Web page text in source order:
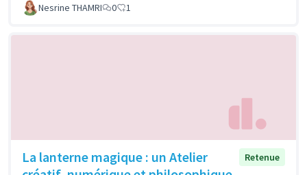
Nesrine THAMRI 0 1
La lanterne magique : un Atelier
Retenue